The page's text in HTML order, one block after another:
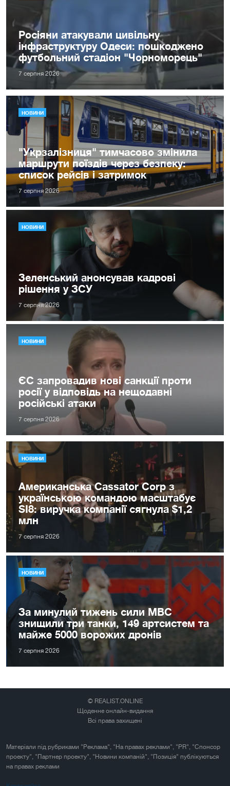
Росіяни атакували цивільну
інфраструктуру Одеси: пошкоджено
футбольний стадіон "Чорноморець"
7 серпня 2026
НОВИНИ
"Укрзалізниця" тимчасово змінила
маршрути поїздів через безпеку:
список рейсів і затримок
7 серпня 2026
НОВИНИ
Зеленський анонсував кадрові
рішення у ЗСУ
7 серпня 2026
НОВИНИ
ЄС запровадив нові санкції проти
росії у відповідь на нещодавні
російські атаки
7 серпня 2026
НОВИНИ
Американська Cassator Corp з
українською командою масштабує
SI8: виручка компанії сягнула $1,2
млн
7 серпня 2026
НОВИНИ
За минулий тижень сили МВС
знищили три танки, 149 артсистем та
майже 5000 ворожих дронів
7 серпня 2026
© REALIST.ONLINE
Щоденне онлайн-видання
Всі права захищені
Матеріали під рубриками "Реклама", "На правах реклами", "PR", "Спонсор
проекту", "Партнер проекту", "Новини компаній", "Позиція" публікуються
на правах реклами